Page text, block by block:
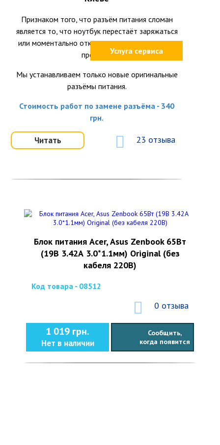
Услуга сервиса
Признаком того, что разъём питания сломан
является то, что ноутбук перестаёт заряжаться
или моментально отключается при шевелении
провода.
Мы устанавливаем только новые оригинальные
разъёмы питания.
Стоимость работ по замене разъёма - 340
грн.
Читать 23 отзыва
Блок питания Acer, Asus Zenbook 65Вт
(19В 3.42А 3.0*1.1мм) Original (без
кабеля 220В)
Код товара - 08512
0 отзыва
1 019 грн.
Нет в наличии
Сообщить,
когда появится